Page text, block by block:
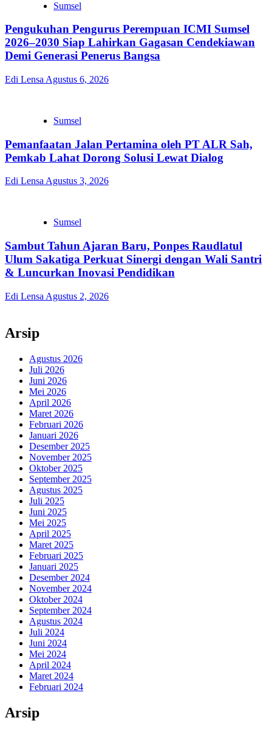
Sumsel
Pengukuhan Pengurus Perempuan ICMI Sumsel
2026–2030 Siap Lahirkan Gagasan Cendekiawan
Demi Generasi Penerus Bangsa
Edi Lensa Agustus 6, 2026
Sumsel
Pemanfaatan Jalan Pertamina oleh PT ALR Sah,
Pemkab Lahat Dorong Solusi Lewat Dialog
Edi Lensa Agustus 3, 2026
Sumsel
Sambut Tahun Ajaran Baru, Ponpes Raudlatul
Ulum Sakatiga Perkuat Sinergi dengan Wali Santri
& Luncurkan Inovasi Pendidikan
Edi Lensa Agustus 2, 2026
Arsip
Agustus 2026
Juli 2026
Juni 2026
Mei 2026
April 2026
Maret 2026
Februari 2026
Januari 2026
Desember 2025
November 2025
Oktober 2025
September 2025
Agustus 2025
Juli 2025
Juni 2025
Mei 2025
April 2025
Maret 2025
Februari 2025
Januari 2025
Desember 2024
November 2024
Oktober 2024
September 2024
Agustus 2024
Juli 2024
Juni 2024
Mei 2024
April 2024
Maret 2024
Februari 2024
Arsip